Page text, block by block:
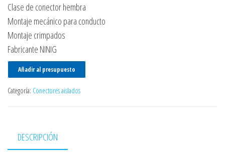
Clase de conector hembra
Montaje mecánico para conducto
Montaje crimpados
Fabricante NINIG
Añadir al presupuesto
Categoría: Conectores aislados
DESCRIPCIÓN